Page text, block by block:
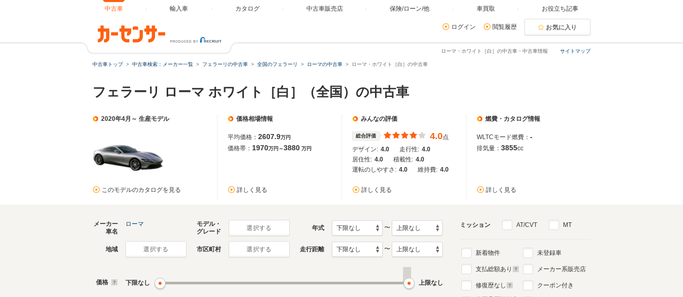
中古車 輸入車 カタログ 中古車販売店 保険/ローン/他 車買取 お役立ち記事
ログイン 閲覧履歴 お気に入り
サイトマップ
ローマ・ホワイト［白］の中古車・中古車情報
中古車トップ 中古車検索：メーカー一覧 フェラーリの中古車 全国のフェラーリ ローマの中古車 ローマ・ホワイト［白］の中古車
フェラーリ ローマ ホワイト［白］（全国）の中古車
2020年4月～ 生産モデル
このモデルのカタログを見る
価格相場情報
平均価格： 2607.9万円
価格帯： 1970万円～3880 万円
詳しく見る
みんなの評価
総合評価 4.0点
デザイン: 4.0 走行性: 4.0
居住性: 4.0 積載性: 4.0
運転のしやすさ: 4.0 維持費: 4.0
詳しく見る
燃費・カタログ情報
WLTCモード燃費： -
排気量： 3855cc
詳しく見る
メーカー
車名
ローマ
モデル・
グレード
選択する 年式 〜
地域 選択する 市区町村 選択する 走行距離 〜
価格 下限なし 上限なし
ミッション AT/CVT MT
新着物件
支払総額あり
修復歴なし
未登録車
メーカー系販売店
クーポン付き